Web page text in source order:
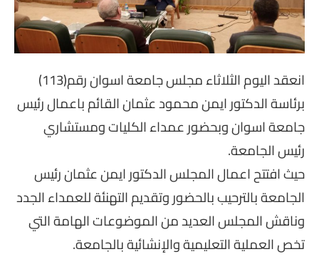
انعقد اليوم الثلاثاء مجلس جامعة اسوان رقم(113)
برئاسة الدكتور ايمن محمود عثمان القائم باعمال رئيس
جامعة اسوان وبحضور عمداء الكليات ومستشاري
رئيس الجامعة.
حيث افتتح اعمال المجلس الدكتور ايمن عثمان رئيس
الجامعة بالترحيب بالحضور وتقديم التهنئة للعمداء الجدد
وناقش المجلس العديد من الموضوعات الهامة التي
تخص العملية التعليمية والإنشائية بالجامعة.